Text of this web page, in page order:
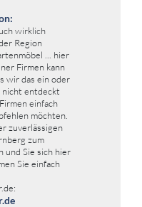
wirklich
Region
... hier
Firmen kann
wir das ein oder
nicht entdeckt
einfach
möchten.
zuverlässigen
zum
und Sie sich hier
Sie einfach